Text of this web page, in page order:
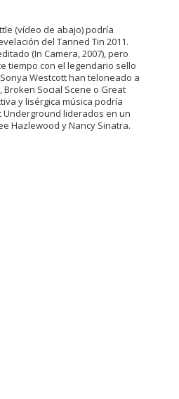
(vídeo de abajo) podría
del Tanned Tin 2011.
(In Camera, 2007), pero
tiempo con el legendario sello
Westcott han teloneado a
Broken Social Scene o Great
y lisérgica música podría
Underground liderados en un
Hazlewood y Nancy Sinatra.